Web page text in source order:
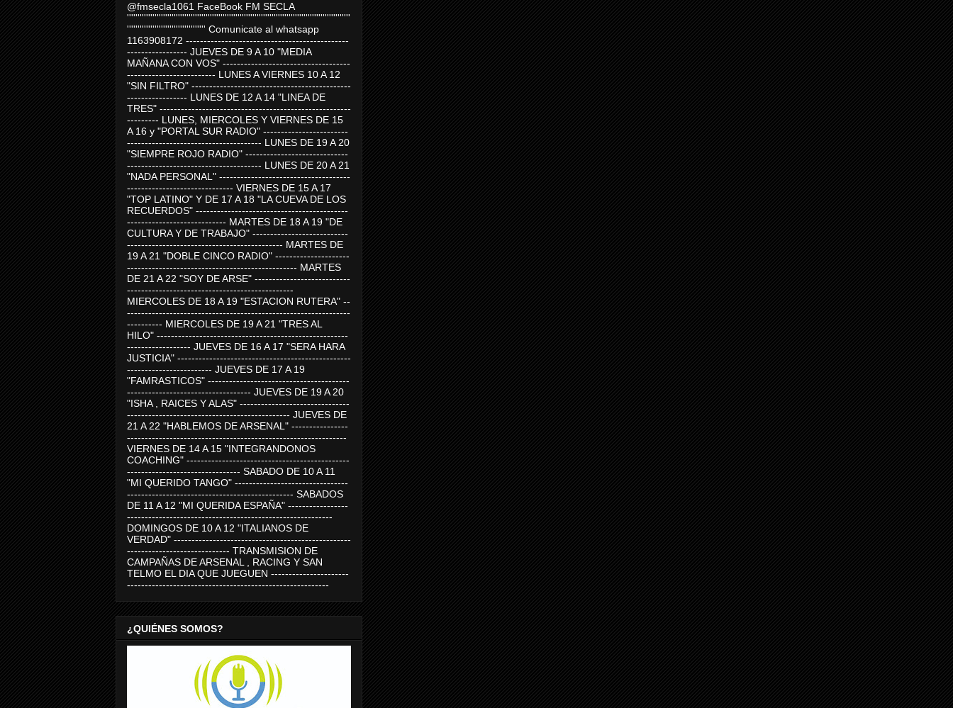
@fmsecla1061 FaceBook FM SECLA
'''''''''''''''''''''''''''''''''''''''''''''''''''''''''''''''''''''''''''''''''''''''''''''''''''''''''
''''''''''''''''''''''''''''''''''''' Comunicate al whatsapp
1163908172 ----------------------------------------------
----------------- JUEVES DE 9 A 10 "MEDIA
MAÑANA CON VOS" ------------------------------------
------------------------- LUNES A VIERNES 10 A 12
"SIN FILTRO" ---------------------------------------------
----------------- LUNES DE 12 A 14 "LINEA DE
TRES" ------------------------------------------------------
--------- LUNES, MIERCOLES Y VIERNES DE 15
A 16 y "PORTAL SUR RADIO" ------------------------
-------------------------------------- LUNES DE 19 A 20
"SIEMPRE ROJO RADIO" -----------------------------
-------------------------------------- LUNES DE 20 A 21
"NADA PERSONAL" -------------------------------------
------------------------------ VIERNES DE 15 A 17
"TOP LATINO" Y DE 17 A 18 "LA CUEVA DE LOS
RECUERDOS" -------------------------------------------
---------------------------- MARTES DE 18 A 19 "DE
CULTURA Y DE TRABAJO" ---------------------------
-------------------------------------------- MARTES DE
19 A 21 "DOBLE CINCO RADIO" ---------------------
------------------------------------------------ MARTES
DE 21 A 22 "SOY DE ARSE" ---------------------------
-----------------------------------------------
MIERCOLES DE 18 A 19 "ESTACION RUTERA" --
---------------------------------------------------------------
---------- MIERCOLES DE 19 A 21 "TRES AL
HILO" ------------------------------------------------------
------------------ JUEVES DE 16 A 17 "SERA HARA
JUSTICIA" -------------------------------------------------
------------------------ JUEVES DE 17 A 19
"FAMRASTICOS" ----------------------------------------
----------------------------------- JUEVES DE 19 A 20
"ISHA , RAICES Y ALAS" -------------------------------
---------------------------------------------- JUEVES DE
21 A 22 "HABLEMOS DE ARSENAL" ----------------
--------------------------------------------------------------
VIERNES DE 14 A 15 "INTEGRANDONOS
COACHING" ----------------------------------------------
-------------------------------- SABADO DE 10 A 11
"MI QUERIDO TANGO" --------------------------------
----------------------------------------------- SABADOS
DE 11 A 12 "MI QUERIDA ESPAÑA" -----------------
----------------------------------------------------------
DOMINGOS DE 10 A 12 "ITALIANOS DE
VERDAD" --------------------------------------------------
----------------------------- TRANSMISION DE
CAMPAÑAS DE ARSENAL , RACING Y SAN
TELMO EL DIA QUE JUEGUEN ----------------------
---------------------------------------------------------
¿QUIÉNES SOMOS?